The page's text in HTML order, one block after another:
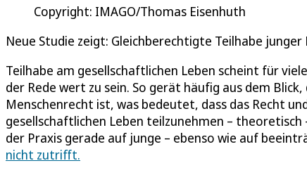
Copyright: IMAGO/Thomas Eisenhuth
Neue Studie zeigt: Gleichberechtigte Teilhabe
Teilhabe am gesellschaftlichen Leben scheint für
der Rede wert zu sein. So gerät häufig aus dem
Menschenrecht ist, was bedeutet, dass das Recht
gesellschaftlichen Leben teilzunehmen –
der Praxis gerade auf junge – ebenso wie auf
nicht zutrifft.